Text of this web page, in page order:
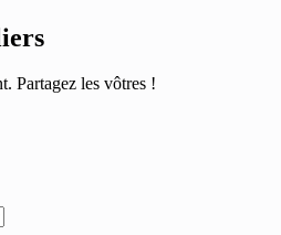
Partagez les vôtres !